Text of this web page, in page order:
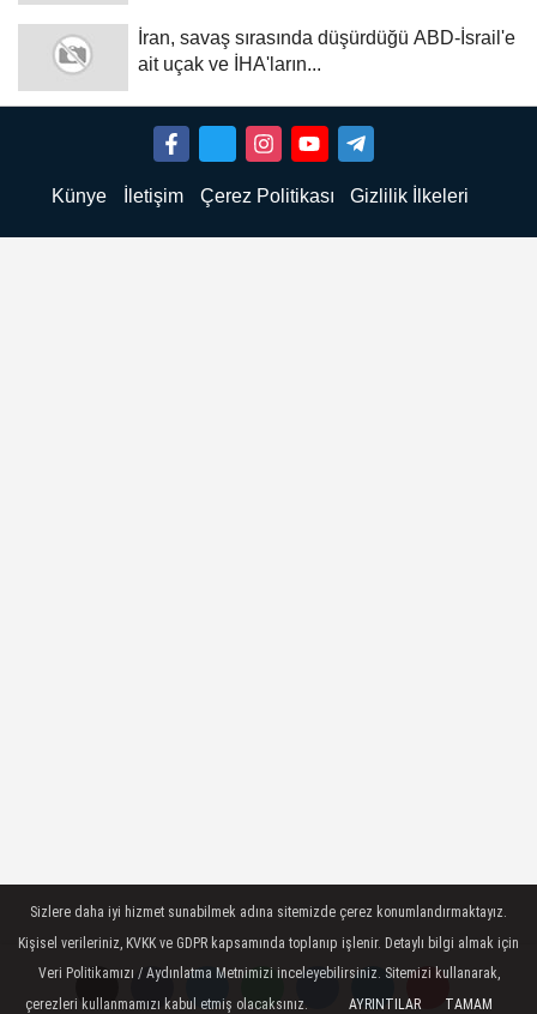
İran, savaş sırasında düşürdüğü ABD-İsrail'e
ait uçak ve İHA'ların...
Künye İletişim Çerez Politikası Gizlilik İlkeleri
Sizlere daha iyi hizmet sunabilmek adına sitemizde çerez konumlandırmaktayız.
Kişisel verileriniz, KVKK ve GDPR kapsamında toplanıp işlenir. Detaylı bilgi almak için
Veri Politikamızı / Aydınlatma Metnimizi inceleyebilirsiniz. Sitemizi kullanarak,
çerezleri kullanmamızı kabul etmiş olacaksınız.
AYRINTILAR TAMAM